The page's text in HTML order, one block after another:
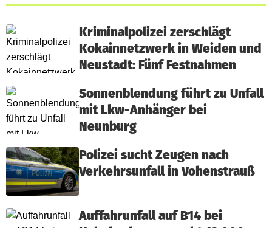
Kriminalpolizei zerschlägt
Kokainnetzwerk in Weiden und
Neustadt: Fünf Festnahmen
Sonnenblendung führt zu Unfall
mit Lkw-Anhänger bei
Neunburg
Polizei sucht Zeugen nach
Verkehrsunfall in Vohenstrauß
Auffahrunfall auf B14 bei